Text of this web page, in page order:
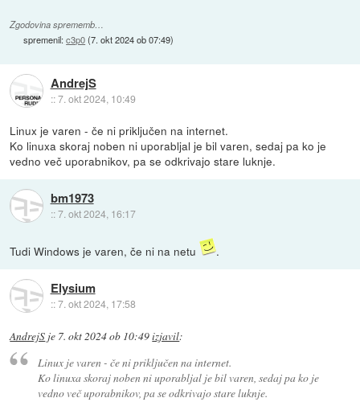
Zgodovina sprememb…
spremenil:c3p0(7. okt 2024 ob 07:49)
AndrejS
::7. okt 2024, 10:49
Linux je varen - če ni priključen na internet.
Ko linuxa skoraj noben ni uporabljal je bil varen, sedaj pa ko je
vedno več uporabnikov, pa se odkrivajo stare luknje.
bm1973
::7. okt 2024, 16:17
Tudi Windows je varen, če ni na netu .
Elysium
::7. okt 2024, 17:58
AndrejS je 7. okt 2024 ob 10:49izjavil:
Linux je varen - če ni priključen na internet.
Ko linuxa skoraj noben ni uporabljal je bil varen, sedaj pa ko je
vedno več uporabnikov, pa se odkrivajo stare luknje.